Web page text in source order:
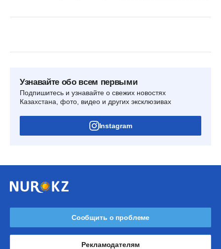
Узнавайте обо всем первыми
Подпишитесь и узнавайте о свежих новостях
Казахстана, фото, видео и других эксклюзивах
Instagram
Сообщить о проблеме
Рекламодателям